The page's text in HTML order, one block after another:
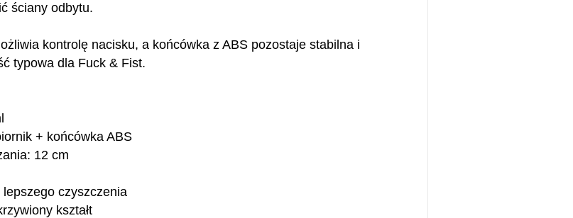
ściany odbytu.
kontrolę nacisku, a końcówka z ABS pozostaje stabilna i
typowa dla Fuck & Fist.
+ końcówka ABS
12 cm
czyszczenia
kształt